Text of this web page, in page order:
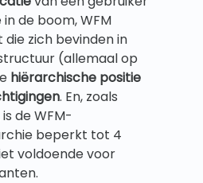
in de boom, WFM
zich bevinden in
(allemaal op
hiërarchische positie
. En, zoals
de WFM-
beperkt tot 4
voldoende voor